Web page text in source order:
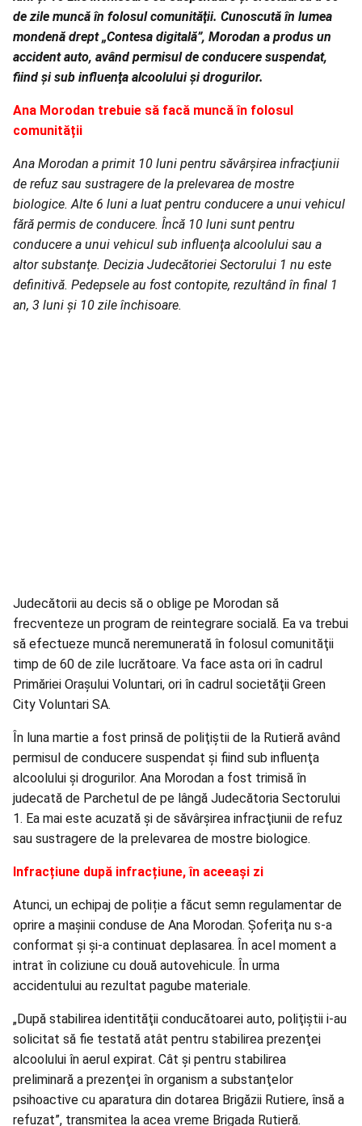
de zile muncă în folosul comunităţii. Cunoscută în lumea
mondenă drept „Contesa digitală”, Morodan a produs un
accident auto, având permisul de conducere suspendat,
fiind și sub influenţa alcoolului şi drogurilor.
Ana Morodan trebuie să facă muncă în folosul
comunității
Ana Morodan a primit 10 luni pentru săvârşirea infracţiunii
de refuz sau sustragere de la prelevarea de mostre
biologice. Alte 6 luni a luat pentru conducere a unui vehicul
fără permis de conducere. Încă 10 luni sunt pentru
conducere a unui vehicul sub influenţa alcoolului sau a
altor substanţe. Decizia Judecătoriei Sectorului 1 nu este
definitivă. Pedepsele au fost contopite, rezultând în final 1
an, 3 luni şi 10 zile închisoare.
Judecătorii au decis să o oblige pe Morodan să
frecventeze un program de reintegrare socială. Ea va trebui
să efectueze muncă neremunerată în folosul comunităţii
timp de 60 de zile lucrătoare. Va face asta ori în cadrul
Primăriei Oraşului Voluntari, ori în cadrul societăţii Green
City Voluntari SA.
În luna martie a fost prinsă de poliţiştii de la Rutieră având
permisul de conducere suspendat şi fiind sub influenţa
alcoolului şi drogurilor. Ana Morodan a fost trimisă în
judecată de Parchetul de pe lângă Judecătoria Sectorului
1. Ea mai este acuzată şi de săvârşirea infracţiunii de refuz
sau sustragere de la prelevarea de mostre biologice.
Infracțiune după infracțiune, în aceeași zi
Atunci, un echipaj de poliție a făcut semn regulamentar de
oprire a mașinii conduse de Ana Morodan. Şoferiţa nu s-a
conformat și şi-a continuat deplasarea. În acel moment a
intrat în coliziune cu două autovehicule. În urma
accidentului au rezultat pagube materiale.
„După stabilirea identităţii conducătoarei auto, poliţiştii i-au
solicitat să fie testată atât pentru stabilirea prezenţei
alcoolului în aerul expirat. Cât şi pentru stabilirea
preliminară a prezenţei în organism a substanţelor
psihoactive cu aparatura din dotarea Brigăzii Rutiere, însă a
refuzat”, transmitea la acea vreme Brigada Rutieră.